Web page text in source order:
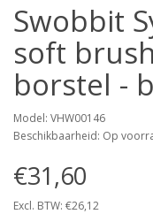
Swobbit
soft
borstel -
Model: VHW00146
Beschikbaarheid: Op
€31,60
Excl. BTW: €26,12